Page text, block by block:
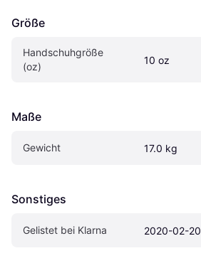
Größe
Handschuhgröße
(oz)
10 oz
Maße
Gewicht 17.0 kg
Sonstiges
Gelistet bei Klarna 2020-02-20